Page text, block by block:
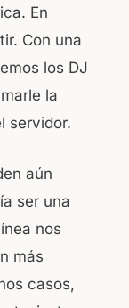
En
Con una
los DJ
la
servidor.
aún
ser una
nos
más
casos,